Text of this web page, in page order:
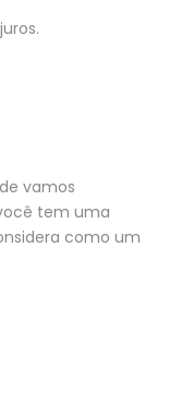
vamos
tem uma
como um